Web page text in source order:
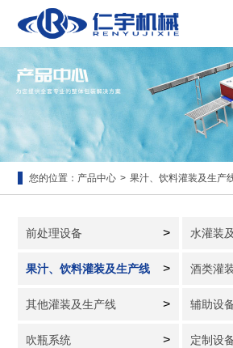
您的位置： 产品中心 > 果汁、饮料灌装及生产
前处理设备 > 水灌装
果汁、饮料灌装及生产线 > 酒类灌
其他灌装及生产线 > 辅助设
吹瓶系统 > 定制设